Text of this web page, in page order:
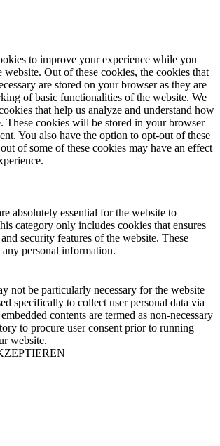
to improve your experience while you
website. Out of these cookies, the cookies that
are stored on your browser as they are
of basic functionalities of the website. We
that help us analyze and understand how
These cookies will be stored in your browser
You also have the option to opt-out of these
of some of these cookies may have an effect
absolutely essential for the website to
category only includes cookies that ensures
security features of the website. These
personal information.
not be particularly necessary for the website
specifically to collect user personal data via
contents are termed as non-necessary
to procure user consent prior to running
website.